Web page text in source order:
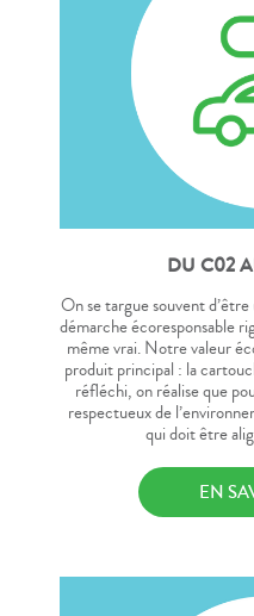
DU C02
On se targue souvent
démarche écoresponsable
même vrai. Notre valeur
produit principal : la
réfléchi, on réalise que
respectueux de
qui doit être
EN